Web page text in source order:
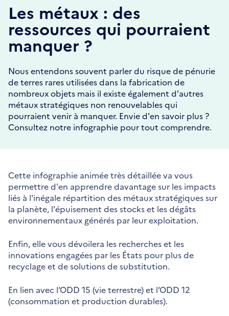
Les métaux : des
ressources qui pourraient
manquer ?
Nous entendons souvent parler du risque de pénurie
de terres rares utilisées dans la fabrication de
nombreux objets mais il existe également d'autres
métaux stratégiques non renouvelables qui
pourraient venir à manquer. Envie d'en savoir plus ?
Consultez notre infographie pour tout comprendre.
Cette infographie animée très détaillée va vous
permettre d'en apprendre davantage sur les impacts
liés à l'inégale répartition des métaux stratégiques sur
la planète, l'épuisement des stocks et les dégâts
environnementaux générés par leur exploitation.
Enfin, elle vous dévoilera les recherches et les
innovations engagées par les États pour plus de
recyclage et de solutions de substitution.
En lien avec l’ODD 15 (vie terrestre) et l’ODD 12
(consommation et production durables).